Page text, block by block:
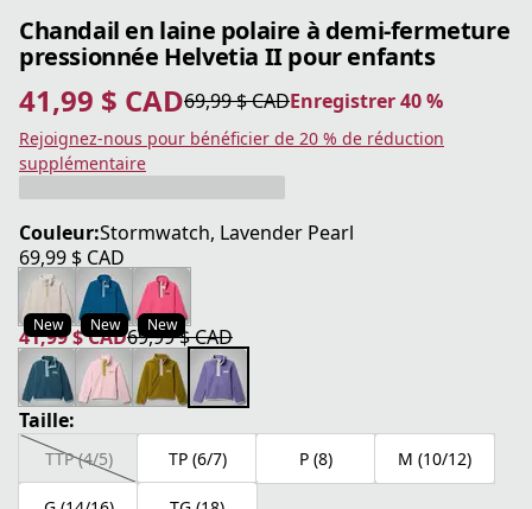
Chandail en laine polaire à demi-fermeture
pressionnée Helvetia II pour enfants
41,99 $ CAD
prix actuel 41,99 $ CAD69,99 $ CAD
prix original 69,99 $ CAD Enregistrer 40 %
Enregistrer 40 %
Rejoignez-nous pour bénéficier de 20 % de réduction
supplémentaire
Couleur:Stormwatch, Lavender Pearl
69,99 $ CAD
prix actuel 69,99 $ CAD
New New New
41,99 $ CAD
prix actuel 41,99 $ CAD
69,99 $ CAD
prix original 69,99 $ CAD
Taille:
TTP (4/5) TP (6/7) P (8) M (10/12)